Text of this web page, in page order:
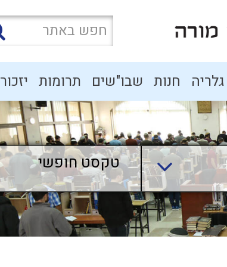
גלריה חנות שבו"שים תרומות יזכור